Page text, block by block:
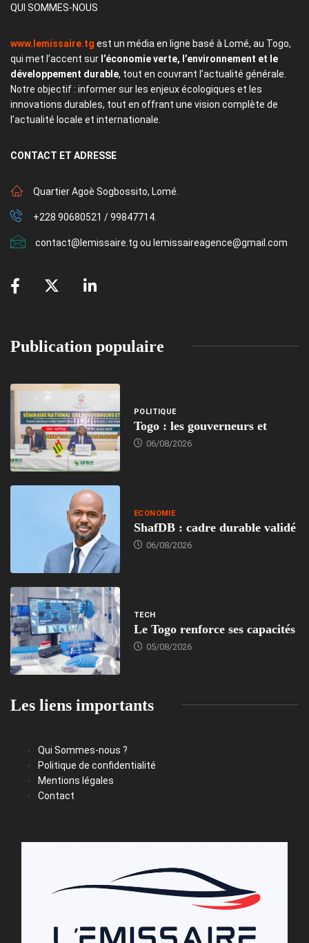
QUI SOMMES-NOUS
www.lemissaire.tg est un média en ligne basé à Lomé, au Togo,
qui met l’accent sur l’économie verte, l’environnement et le
développement durable, tout en couvrant l’actualité générale.
Notre objectif : informer sur les enjeux écologiques et les
innovations durables, tout en offrant une vision complète de
l’actualité locale et internationale.
CONTACT ET ADRESSE
Quartier Agoè Sogbossito, Lomé.
+228 90680521 / 99847714.
contact@lemissaire.tg ou lemissaireagence@gmail.com
Publication populaire
POLITIQUE
Togo : les gouverneurs et
06/08/2026
ECONOMIE
ShafDB : cadre durable validé
06/08/2026
TECH
Le Togo renforce ses capacités
05/08/2026
Les liens importants
Qui Sommes-nous ?
Politique de confidentialité
Mentions légales
Contact